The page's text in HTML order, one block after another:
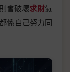
會破壞求財氣
係自己努力同